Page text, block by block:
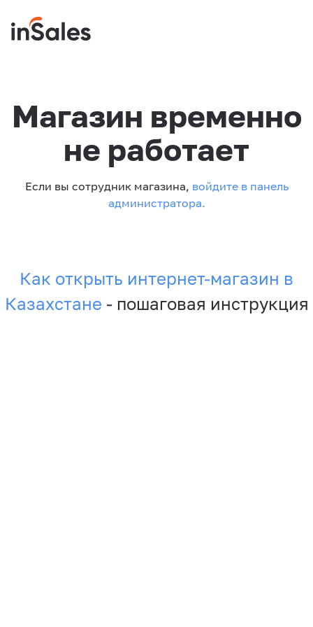
Магазин временно
не работает
Если вы сотрудник магазина, войдите в панель
администратора.
Как открыть интернет-магазин в
Казахстане - пошаговая инструкция